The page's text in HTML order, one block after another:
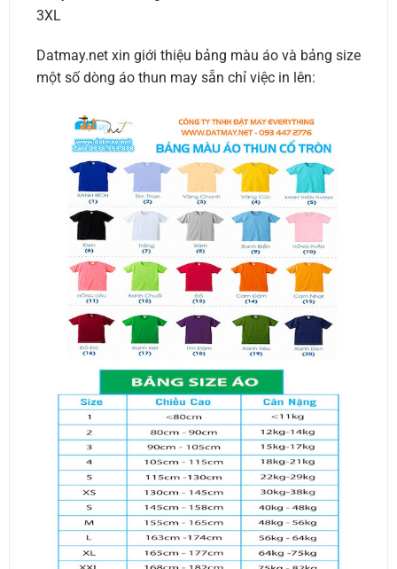
3XL
Datmay.net xin giới thiệu bảng màu áo và bảng size
một số dòng áo thun may sẵn chỉ việc in lên: